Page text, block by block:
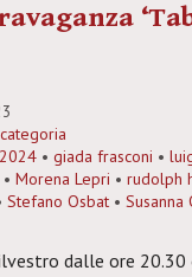
• giada frasconi •
• Morena Lepri • rudolph
Stefano Osbat • Susanna
dalle ore